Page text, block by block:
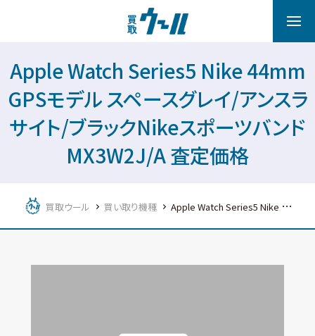
Apple Watch Series5 Nike 44mm
GPSモデル スペースグレイ/アンスラ
サイト/ブラックNikeスポーツバンド
MX3W2J/A 査定価格
買取ウール 買い取り機種 Apple Watch Series5 Nike 44mm GPSモデル スペースグレイ/アンスラサイト/ブラックNikeスポーツバンド MX3W2J/A